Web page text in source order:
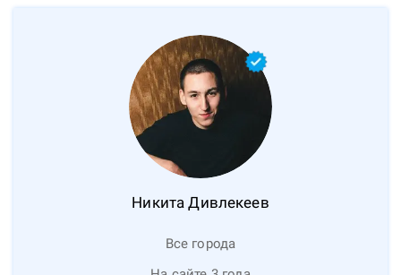
Никита Дивлекеев
Все города